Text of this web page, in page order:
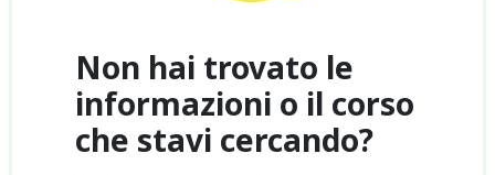
Non hai trovato le
informazioni o il corso
che stavi cercando?